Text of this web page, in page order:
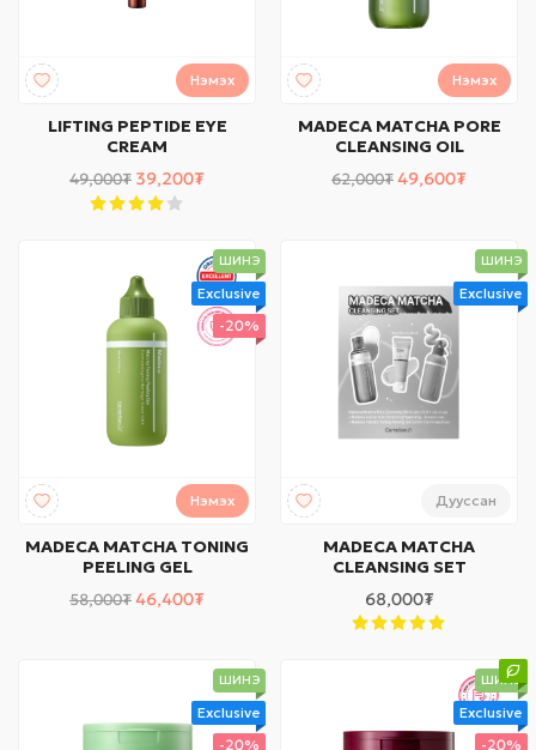
Нэмэх
LIFTING PEPTIDE EYE
CREAM
49,000₮ 39,200₮
Нэмэх
MADECA MATCHA PORE
CLEANSING OIL
62,000₮49,600₮
ШИНЭ
Exclusive
-20%
Нэмэх
MADECA MATCHA TONING
PEELING GEL
58,000₮46,400₮
ШИНЭ
Exclusive
Дууссан
MADECA MATCHA
CLEANSING SET
68,000₮
ШИНЭ
Exclusive
-20%
ШИНЭ
Exclusive
-20%